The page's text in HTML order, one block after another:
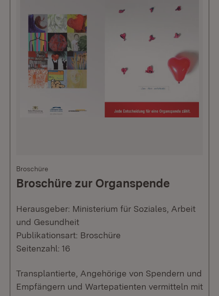
Broschüre
Broschüre zur Organspende
Herausgeber: Ministerium für Soziales, Arbeit
und Gesundheit
Publikationsart: Broschüre
Seitenzahl: 16
Transplantierte, Angehörige von Spendern und
Empfängern und Wartepatienten vermitteln mit